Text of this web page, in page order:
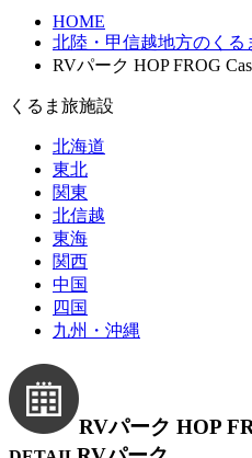
HOME
北陸・甲信越地方のくる
RVパーク HOP FROG
くるま旅施設
北海道
東北
関東
北信越
東海
関西
中国
四国
九州・沖縄
RVパーク HOP